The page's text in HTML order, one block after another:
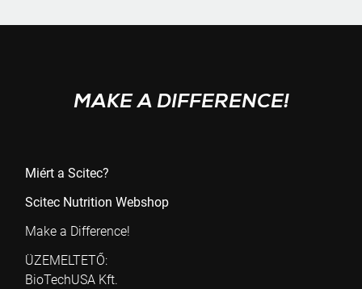
MAKE A DIFFERENCE!
ALSÓ MENÜ
Miért a Scitec?
Scitec Nutrition Webshop
Make a Difference!
ÜZEMELTETŐ:
BioTechUSA Kft.